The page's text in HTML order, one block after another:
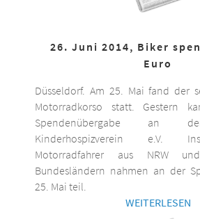
26. Juni 2014, Biker
Euro
Düsseldorf. Am 25. Mai fand der
Motorradkorso statt. Gestern
Spendenübergabe an
Kinderhospizverein e.V.
Motorradfahrer aus NRW
Bundesländern nahmen an der
25. Mai teil.
WEITERLESEN